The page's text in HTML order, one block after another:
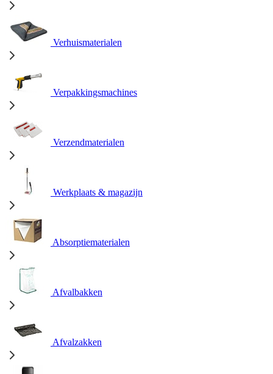
Verhuismaterialen
Verpakkingsmachines
Verzendmaterialen
Werkplaats & magazijn
Absorptiematerialen
Afvalbakken
Afvalzakken